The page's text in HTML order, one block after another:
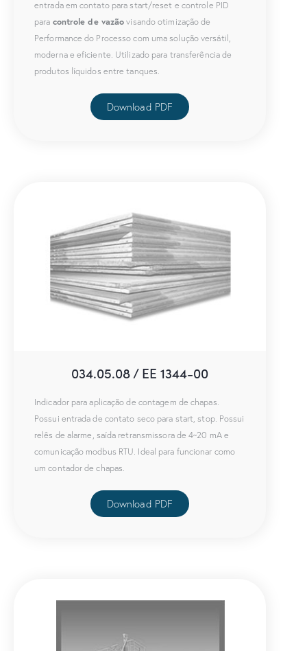
entrada em contato para start/reset e controle PID
para controle de vazão visando otimização de
Performance do Processo com uma solução versátil,
moderna e eficiente. Utilizado para transferência de
produtos líquidos entre tanques.
Download PDF
034.05.08 / EE 1344-00
Indicador para aplicação de contagem de chapas.
Possui entrada de contato seco para start, stop. Possui
relês de alarme, saída retransmissora de 4~20 mA e
comunicação modbus RTU. Ideal para funcionar como
um contador de chapas.
Download PDF